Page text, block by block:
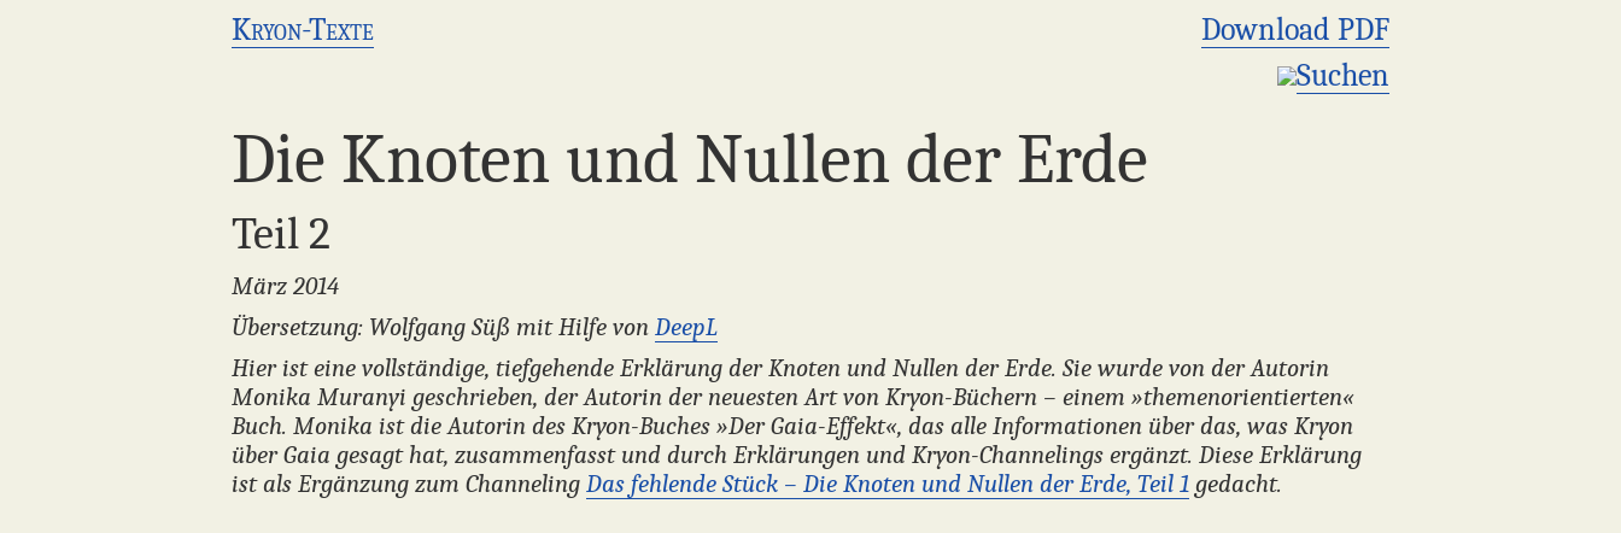
Kryon-Texte
Download PDF
Suchen
Die Knoten und Nullen der Erde
Teil 2
März 2014
Übersetzung: Wolfgang Süß mit Hilfe von DeepL
Hier ist eine vollständige, tiefgehende Erklärung der Knoten und Nullen der Erde. Sie wurde von der Autorin
Monika Muranyi geschrieben, der Autorin der neuesten Art von Kryon-Büchern – einem »themenorientierten«
Buch. Monika ist die Autorin des Kryon-Buches »Der Gaia-Effekt«, das alle Informationen über das, was Kryon
über Gaia gesagt hat, zusammenfasst und durch Erklärungen und Kryon-Channelings ergänzt. Diese Erklärung
ist als Ergänzung zum Channeling Das fehlende Stück – Die Knoten und Nullen der Erde, Teil 1 gedacht.